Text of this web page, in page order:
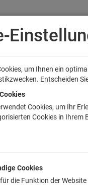
& Spielen Anime
Disney
Artikelnummer:
um Ihnen ein
Entscheiden
Cookies, um Ihr
Cookies in Ihrem
Cookies
die Funktion der